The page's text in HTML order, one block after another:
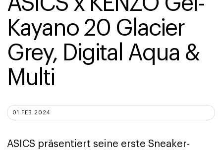
Kayano 20 Glacier
Grey, Digital Aqua &
Multi
01 FEB 2024
ASICS präsentiert seine erste Sneaker-